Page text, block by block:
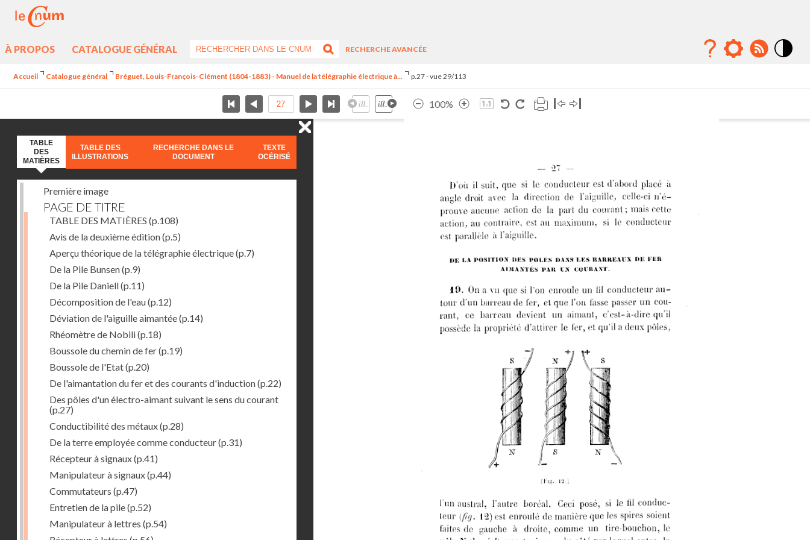
À PROPOS CATALOGUE GÉNÉRAL
RECHERCHE AVANCÉE
Accueil Catalogue général Bréguet, Louis-François-Clément (1804-1883) - Manuel de la télégraphie électrique à... p.27 - vue 29/113
100%
TABLE
DES
MATIÈRES
TABLE DES
ILLUSTRATIONS
RECHERCHE DANS LE
DOCUMENT
TEXTE
OCÉRISÉ
Première image
PAGE DE TITRE
TABLE DES MATIÈRES (p.108)
Avis de la deuxième édition(p.5)
Aperçu théorique de la télégraphie électrique(p.7)
De la Pile Bunsen(p.9)
De la Pile Daniell(p.11)
Décomposition de l'eau(p.12)
Déviation de l'aiguille aimantée(p.14)
Rhéomètre de Nobili(p.18)
Boussole du chemin de fer(p.19)
Boussole de l'Etat(p.20)
De l'aimantation du fer et des courants d'induction(p.22)
Des pôles d'un électro-aimant suivant le sens du courant
(p.27)
Conductibilité des métaux(p.28)
De la terre employée comme conducteur(p.31)
Récepteur à signaux(p.41)
Manipulateur à signaux(p.44)
Commutateurs (p.47)
Entretien de la pile(p.52)
Manipulateur à lettres (p.54)